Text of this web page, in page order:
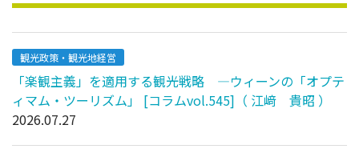
観光政策・観光地経営
「楽観主義」を適用する観光戦略 ―ウィーンの「オプテ
ィマム・ツーリズム」 [コラムvol.545]（ 江﨑 貴昭 ）
2026.07.27